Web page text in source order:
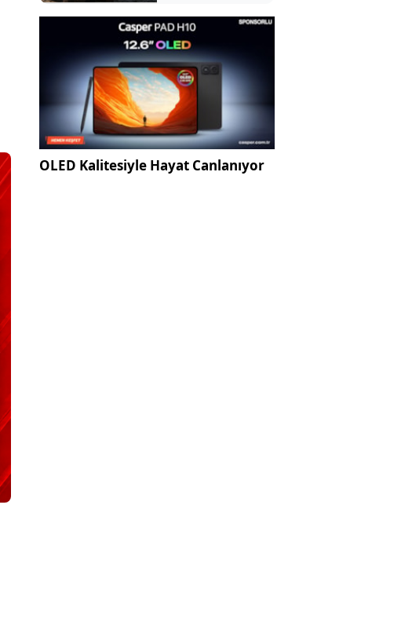
depoları hızla
eriyor
OLED Kalitesiyle Hayat Canlanıyor